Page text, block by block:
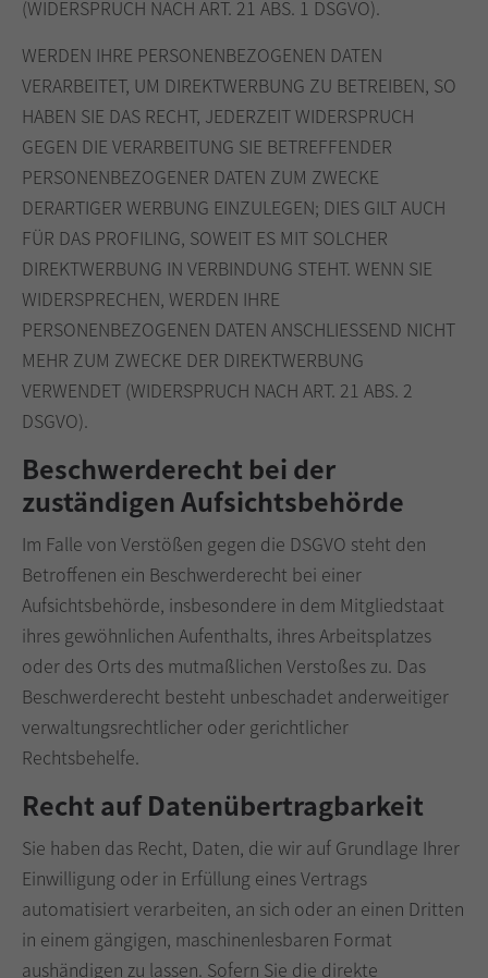
(WIDERSPRUCH NACH ART. 21 ABS. 1 DSGVO).
WERDEN IHRE PERSONENBEZOGENEN DATEN
VERARBEITET, UM DIREKTWERBUNG ZU BETREIBEN, SO
HABEN SIE DAS RECHT, JEDERZEIT WIDERSPRUCH
GEGEN DIE VERARBEITUNG SIE BETREFFENDER
PERSONENBEZOGENER DATEN ZUM ZWECKE
DERARTIGER WERBUNG EINZULEGEN; DIES GILT AUCH
FÜR DAS PROFILING, SOWEIT ES MIT SOLCHER
DIREKTWERBUNG IN VERBINDUNG STEHT. WENN SIE
WIDERSPRECHEN, WERDEN IHRE
PERSONENBEZOGENEN DATEN ANSCHLIESSEND NICHT
MEHR ZUM ZWECKE DER DIREKTWERBUNG
VERWENDET (WIDERSPRUCH NACH ART. 21 ABS. 2
DSGVO).
Beschwerde­recht bei der
zuständigen Aufsichts­behörde
Im Falle von Verstößen gegen die DSGVO steht den
Betroffenen ein Beschwerderecht bei einer
Aufsichtsbehörde, insbesondere in dem Mitgliedstaat
ihres gewöhnlichen Aufenthalts, ihres Arbeitsplatzes
oder des Orts des mutmaßlichen Verstoßes zu. Das
Beschwerderecht besteht unbeschadet anderweitiger
verwaltungsrechtlicher oder gerichtlicher
Rechtsbehelfe.
Recht auf Daten­übertrag­barkeit
Sie haben das Recht, Daten, die wir auf Grundlage Ihrer
Einwilligung oder in Erfüllung eines Vertrags
automatisiert verarbeiten, an sich oder an einen Dritten
in einem gängigen, maschinenlesbaren Format
aushändigen zu lassen. Sofern Sie die direkte